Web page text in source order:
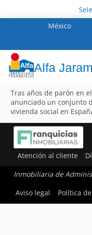
México
Alfa
Tras años de parón en
anunciado un conjunto
vivienda social en
Atención al cliente
Inmobiliaria de
Aviso legal
Política